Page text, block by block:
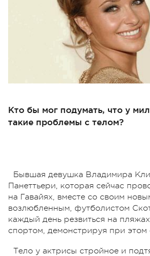
Кто бы мог подумать, что у
такие проблемы с телом?
Бывшая девушка Владимира
Панеттьери, которая сейчас
на Гавайях, вместе со своим
возлюбленным, футболистом
каждый день резвиться на
спортом, демонстрируя при
Тело у актрисы стройное и